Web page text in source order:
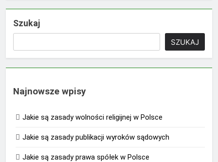
Szukaj
SZUKAJ
Najnowsze wpisy
Jakie są zasady wolności religijnej w Polsce
Jakie są zasady publikacji wyroków sądowych
Jakie są zasady prawa spółek w Polsce